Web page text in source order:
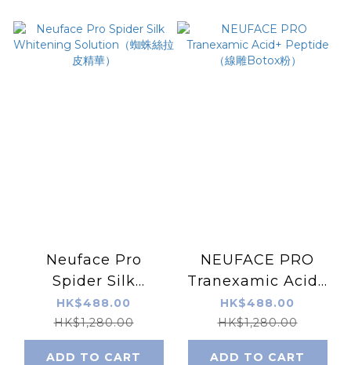
Neuface Pro
Spider Silk
Whitening
Solution（蜘蛛絲拉
皮精華）
HK$488.00
HK$1,280.00
ADD TO CART
NEUFACE PRO
Tranexamic Acid+
Peptide （線雕
Botox粉）
HK$488.00
HK$1,280.00
ADD TO CART